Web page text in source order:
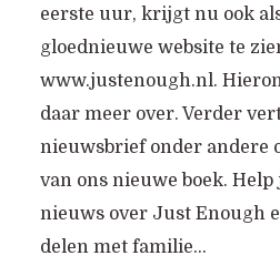
eerste uur, krijgt nu ook
gloednieuwe website te
www.justenough.nl.
daar meer over. Verder
nieuwsbrief onder andere
van ons nieuwe boek. Help
nieuws over Just Enough
delen met familie...